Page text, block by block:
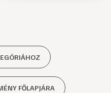
FŐLAPJÁRA